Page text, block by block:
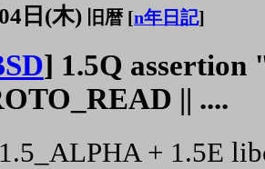
日(木) 旧暦 [n年日記]
] 1.5Q assertion
|| ....
+ 1.5E